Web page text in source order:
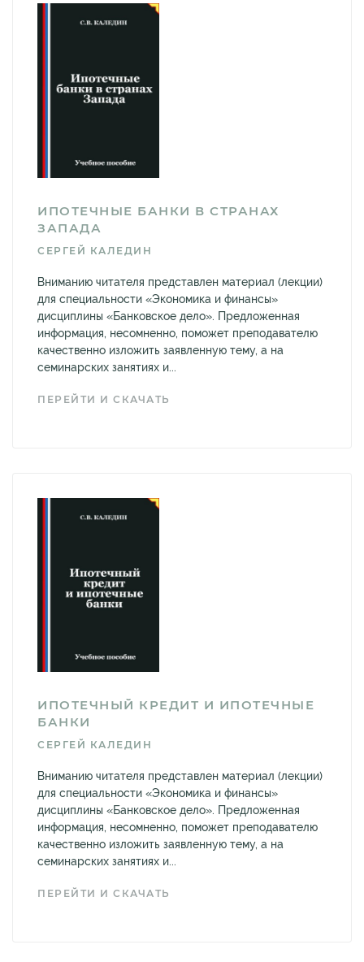
ИПОТЕЧНЫЕ БАНКИ В СТРАНАХ
ЗАПАДА
СЕРГЕЙ КАЛЕДИН
Вниманию читателя представлен материал (лекции)
для специальности «Экономика и финансы»
дисциплины «Банковское дело». Предложенная
информация, несомненно, поможет преподавателю
качественно изложить заявленную тему, а на
семинарских занятиях и...
ПЕРЕЙТИ И СКАЧАТЬ
ИПОТЕЧНЫЙ КРЕДИТ И ИПОТЕЧНЫЕ
БАНКИ
СЕРГЕЙ КАЛЕДИН
Вниманию читателя представлен материал (лекции)
для специальности «Экономика и финансы»
дисциплины «Банковское дело». Предложенная
информация, несомненно, поможет преподавателю
качественно изложить заявленную тему, а на
семинарских занятиях и...
ПЕРЕЙТИ И СКАЧАТЬ